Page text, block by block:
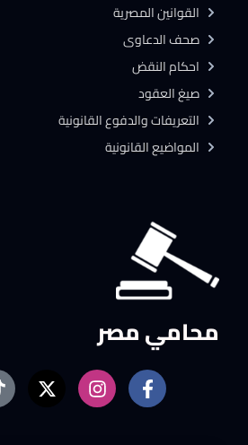
محامي مصر
القوانين المصرية
صحف الدعاوى
احكام النقض
صيغ العقود
التعريفات والدفوع القانونية
المواضيع القانونية